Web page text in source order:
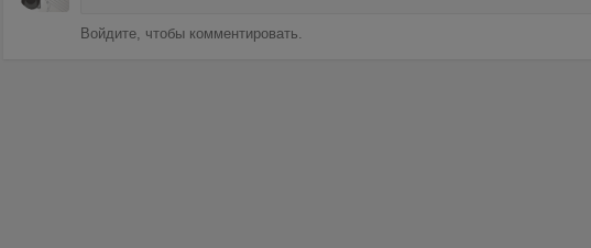
Войдите, чтобы комментировать.